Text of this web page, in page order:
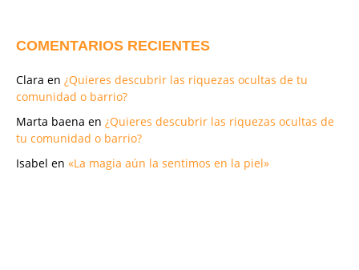
COMENTARIOS RECIENTES
Clara en ¿Quieres descubrir las riquezas ocultas de tu
comunidad o barrio?
Marta baena en ¿Quieres descubrir las riquezas ocultas de
tu comunidad o barrio?
Isabel en «La magia aún la sentimos en la piel»